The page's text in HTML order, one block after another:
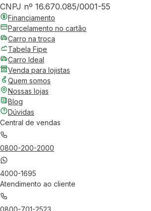
CNPJ nº 16.670.085/0001-55
Financiamento
Parcelamento no cartão
Carro na troca
Tabela Fipe
Carro Ideal
Venda para lojistas
Quem somos
Nossas lojas
Blog
Dúvidas
Central de vendas
0800-200-2000
4000-1695
Atendimento ao cliente
0800-701-2523